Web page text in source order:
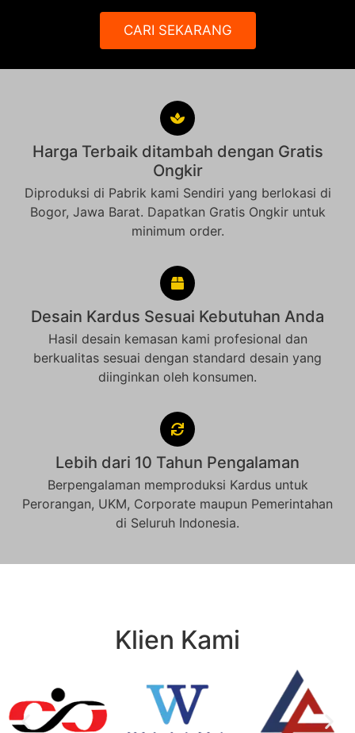
CARI SEKARANG
Harga Terbaik ditambah dengan Gratis
Ongkir
Diproduksi di Pabrik kami Sendiri yang berlokasi di
Bogor, Jawa Barat. Dapatkan Gratis Ongkir untuk
minimum order.
Desain Kardus Sesuai Kebutuhan Anda
Hasil desain kemasan kami profesional dan
berkualitas sesuai dengan standard desain yang
diinginkan oleh konsumen.
Lebih dari 10 Tahun Pengalaman
Berpengalaman memproduksi Kardus untuk
Perorangan, UKM, Corporate maupun Pemerintahan
di Seluruh Indonesia.
Klien Kami